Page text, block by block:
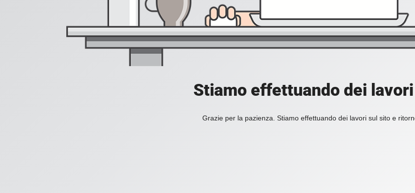
Stiamo effettuando dei
Grazie per la pazienza. Stiamo effettuando dei lavori sul sito e